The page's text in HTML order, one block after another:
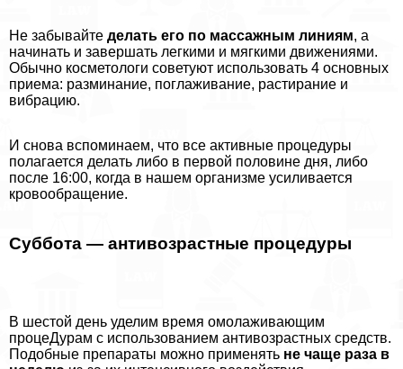
Не забывайте делать его по массажным линиям, а
начинать и завершать легкими и мягкими движениями.
Обычно косметологи советуют использовать 4 основных
приема: разминание, поглаживание, растирание и
вибрацию.
И снова вспоминаем, что все активные процедуры
полагается делать либо в первой половине дня, либо
после 16:00, когда в нашем организме усиливается
кровообращение.
Суббота — антивозрастные процедуры
В шестой день уделим время омолаживающим
процеДypaм с использованием антивозрастных средств.
Подобные препараты можно применять не чаще раза в